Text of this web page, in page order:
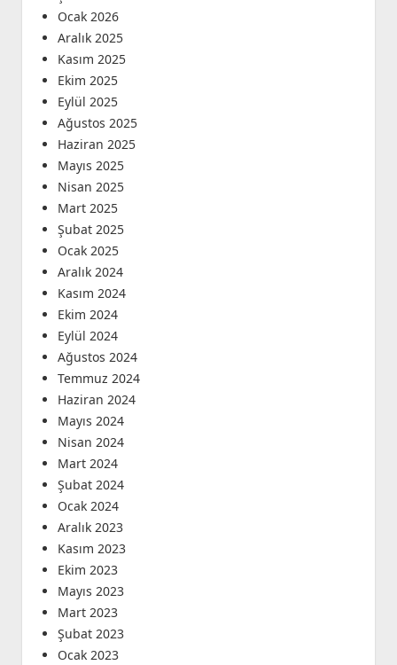
Ocak 2026
Aralık 2025
Kasım 2025
Ekim 2025
Eylül 2025
Ağustos 2025
Haziran 2025
Mayıs 2025
Nisan 2025
Mart 2025
Şubat 2025
Ocak 2025
Aralık 2024
Kasım 2024
Ekim 2024
Eylül 2024
Ağustos 2024
Temmuz 2024
Haziran 2024
Mayıs 2024
Nisan 2024
Mart 2024
Şubat 2024
Ocak 2024
Aralık 2023
Kasım 2023
Ekim 2023
Mayıs 2023
Mart 2023
Şubat 2023
Ocak 2023